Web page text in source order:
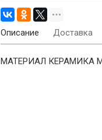
Описание Доставка
МАТЕРИАЛ КЕРАМИКА